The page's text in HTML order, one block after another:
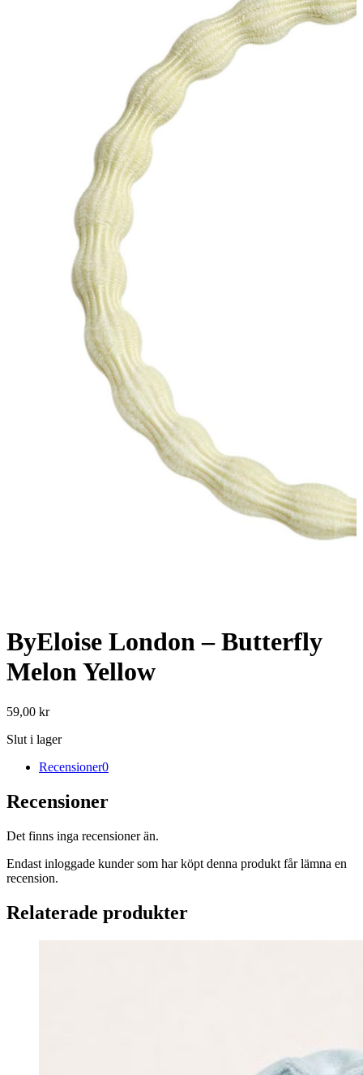
ByEloise London – Butterfly
Melon Yellow
59,00 kr
Slut i lager
Recensioner0
Recensioner
Det finns inga recensioner än.
Endast inloggade kunder som har köpt denna produkt får lämna en
recension.
Relaterade produkter